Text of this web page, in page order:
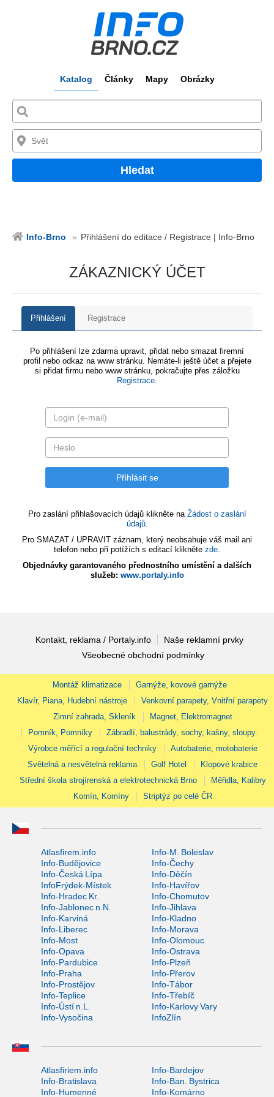
Katalog Články Mapy Obrázky
Hledat
Info-Brno Přihlášení do editace / Registrace | Info-Brno
ZÁKAZNICKÝ ÚČET
Přihlášení Registrace
Po přihlášení lze zdarma upravit, přidat nebo smazat firemní
profil nebo odkaz na www stránku. Nemáte-li ještě účet a přejete
si přidat firmu nebo www stránku, pokračujte přes záložku
Registrace.
Pro zaslání přihlašovacích údajů klikněte na Žádost o zaslání
údajů.
Pro SMAZAT / UPRAVIT záznam, který neobsahuje váš mail ani
telefon nebo při potížích s editací klikněte zde.
Objednávky garantovaného přednostního umístění a dalších
služeb: www.portaly.info
Kontakt, reklama / Portaly.info
Naše reklamní prvky
Všeobecné obchodní podmínky
Montáž klimatizace
Garnýže, kovové garnýže
Klavír, Piana, Hudební nástroje
Venkovní parapety, Vnitřní parapety
Zimní zahrada, Skleník
Magnet, Elektromagnet
Pomník, Pomníky
Zábradlí, balustrády, sochy, kašny, sloupy.
Výrobce měřící a regulační techniky
Autobaterie, motobaterie
Světelná a nesvětelná reklama
Golf Hotel
Klopové krabice
Střední škola strojírenská a elektrotechnická Brno
Měřidla, Kalibry
Komín, Komíny
Striptýz po celé ČR
Atlasfirem.info
Info-M. Boleslav
Info-Budějovice
Info-Čechy
Info-Česká Lípa
Info-Děčín
InfoFrýdek-Místek
Info-Havířov
Info-Hradec Kr.
Info-Chomutov
Info-Jablonec n.N.
Info-Jihlava
Info-Karviná
Info-Kladno
Info-Liberec
Info-Morava
Info-Most
Info-Olomouc
Info-Opava
Info-Ostrava
Info-Pardubice
Info-Plzeň
Info-Praha
Info-Přerov
Info-Prostějov
Info-Tábor
Info-Teplice
Info-Třebíč
Info-Ústí n.L.
Info-Karlovy Vary
Info-Vysočina
InfoZlín
Atlasfiriem.info
Info-Bardejov
Info-Bratislava
Info-Ban. Bystrica
Info-Humenné
Info-Komárno